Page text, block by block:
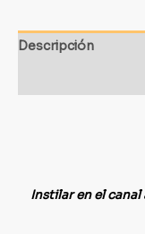
Descripción
Instilar en el canal